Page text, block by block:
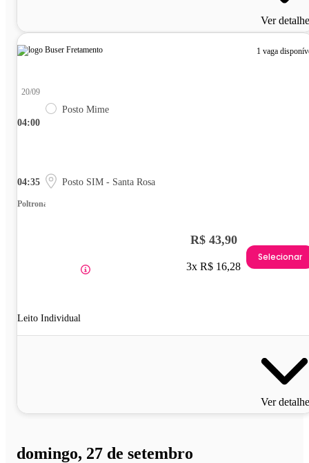
Ver
1 vaga
04:00
20/09
Posto Mime
04:35 Posto SIM - Santa Rosa
Poltrona
Leito Individual
R$ 43,90
3x R$ 16,28
Selecionar
Ver
domingo, 27 de setembro